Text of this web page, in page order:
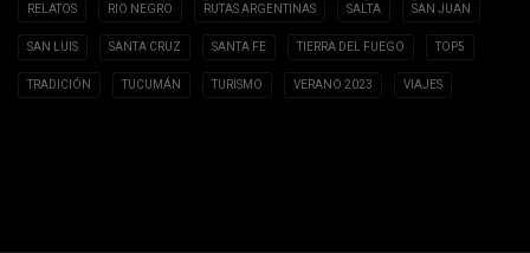
RELATOS RIO NEGRO RUTAS ARGENTINAS SALTA SAN JUAN
SAN LUIS SANTA CRUZ SANTA FE TIERRA DEL FUEGO TOP5
TRADICIÓN TUCUMÁN TURISMO VERANO 2023 VIAJES